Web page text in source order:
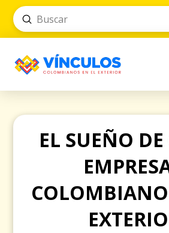
Search
Submit
EL SUEÑO DE